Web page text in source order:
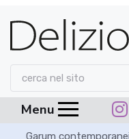
Menu
Garum